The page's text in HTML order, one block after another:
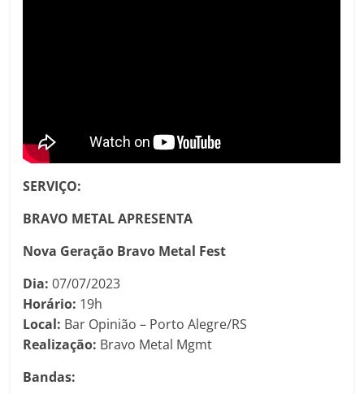
SERVIÇO:
BRAVO METAL APRESENTA
Nova Geração Bravo Metal Fest
Dia: 07/07/2023
Horário: 19h
Local: Bar Opinião – Porto Alegre/RS
Realização: Bravo Metal Mgmt
Bandas: